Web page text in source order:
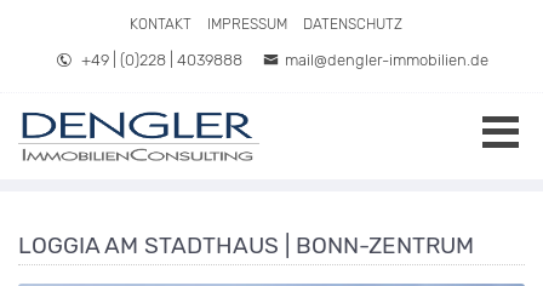
Direkt zum Inhalt springen
KONTAKT IMPRESSUM DATENSCHUTZ
+49 | (0)228 | 4039888 mail@dengler-immobilien.de
LOGGIA AM STADTHAUS | BONN-ZENTRUM